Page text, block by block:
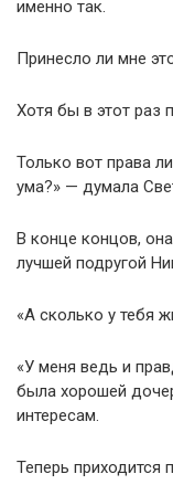
именно так.
Принесло ли мне
Хотя бы в этот раз
Только вот права
ума?» — думала
В конце концов,
лучшей подругой
«А сколько у тебя
«У меня ведь и
была хорошей
интересам.
Теперь приходится